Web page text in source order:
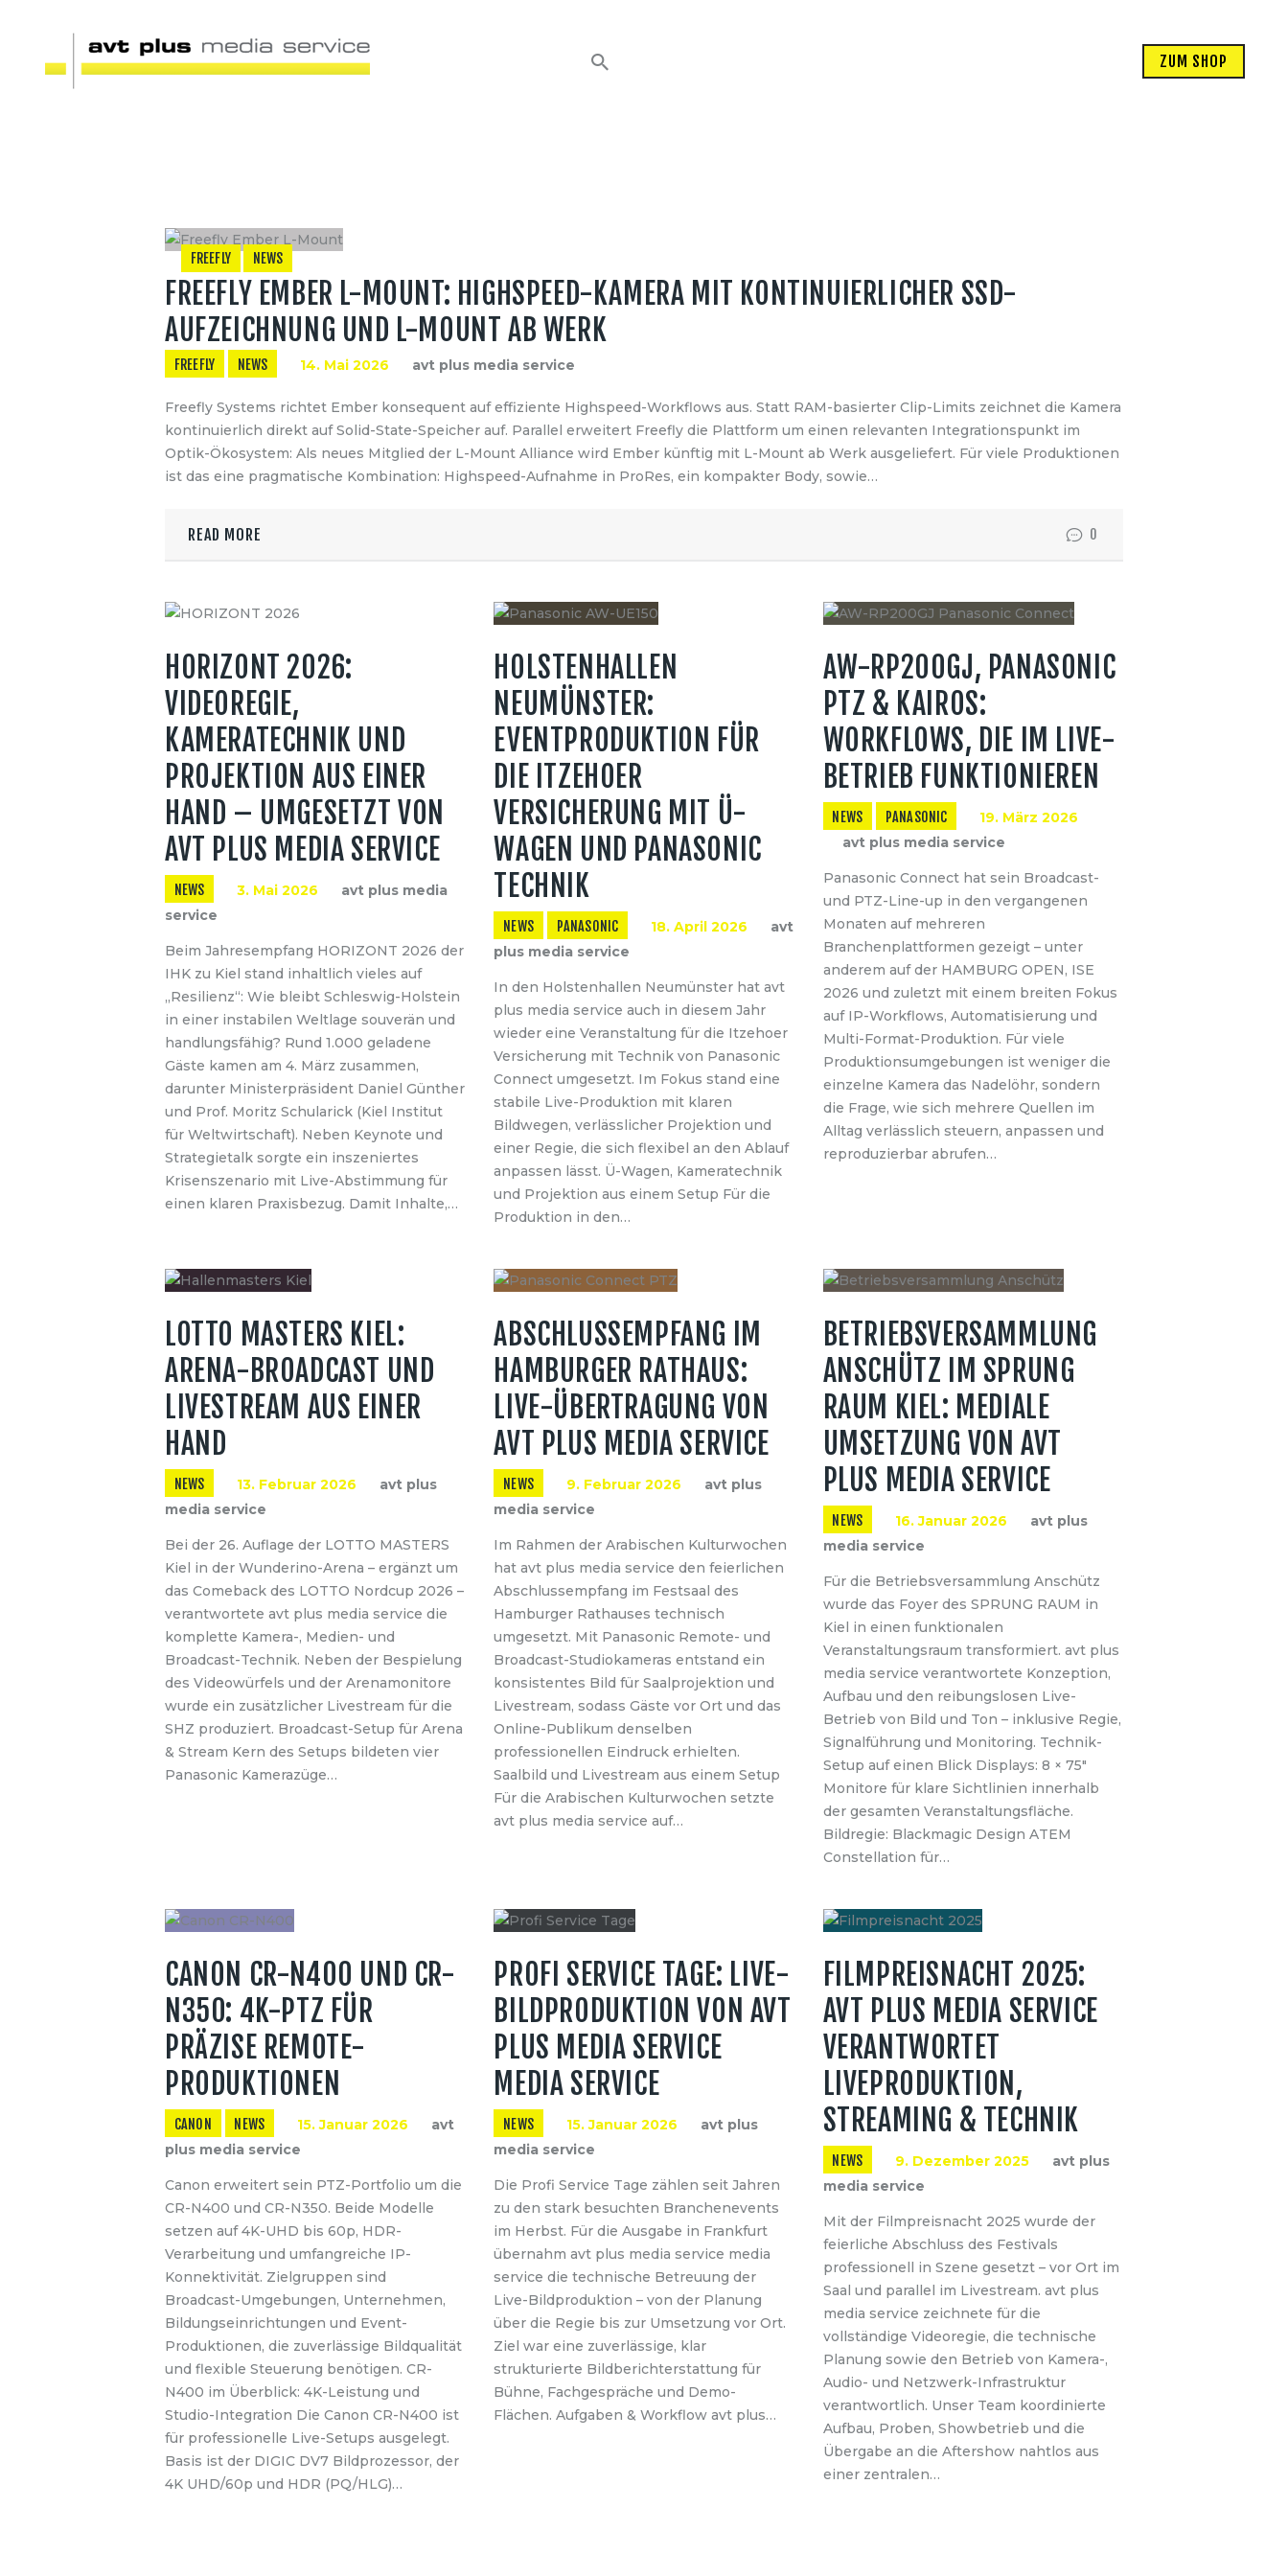
ZUM SHOP
FREEFLY NEWS
FREEFLY EMBER L-MOUNT: HIGHSPEED-KAMERA MIT KONTINUIERLICHER SSD-
AUFZEICHNUNG UND L-MOUNT AB WERK
FREEFLY NEWS 14. Mai 2026 avt plus media service
Freefly Systems richtet Ember konsequent auf effiziente Highspeed-Workflows aus. Statt RAM-basierter Clip-Limits zeichnet die Kamera
kontinuierlich direkt auf Solid-State-Speicher auf. Parallel erweitert Freefly die Plattform um einen relevanten Integrationspunkt im
Optik-Ökosystem: Als neues Mitglied der L-Mount Alliance wird Ember künftig mit L-Mount ab Werk ausgeliefert. Für viele Produktionen
ist das eine pragmatische Kombination: Highspeed-Aufnahme in ProRes, ein kompakter Body, sowie…
READ MORE 0
HORIZONT 2026:
VIDEOREGIE,
KAMERATECHNIK UND
PROJEKTION AUS EINER
HAND – UMGESETZT VON
AVT PLUS MEDIA SERVICE
NEWS 3. Mai 2026
avt plus media
service
Beim Jahresempfang HORIZONT 2026 der
IHK zu Kiel stand inhaltlich vieles auf
„Resilienz“: Wie bleibt Schleswig-Holstein
in einer instabilen Weltlage souverän und
handlungsfähig? Rund 1.000 geladene
Gäste kamen am 4. März zusammen,
darunter Ministerpräsident Daniel Günther
und Prof. Moritz Schularick (Kiel Institut
für Weltwirtschaft). Neben Keynote und
Strategietalk sorgte ein inszeniertes
Krisenszenario mit Live-Abstimmung für
einen klaren Praxisbezug. Damit Inhalte,…
HOLSTENHALLEN
NEUMÜNSTER:
EVENTPRODUKTION FÜR
DIE ITZEHOER
VERSICHERUNG MIT Ü-
WAGEN UND PANASONIC
TECHNIK
NEWS PANASONIC 18. April 2026
avt
plus media service
In den Holstenhallen Neumünster hat avt
plus media service auch in diesem Jahr
wieder eine Veranstaltung für die Itzehoer
Versicherung mit Technik von Panasonic
Connect umgesetzt. Im Fokus stand eine
stabile Live-Produktion mit klaren
Bildwegen, verlässlicher Projektion und
einer Regie, die sich flexibel an den Ablauf
anpassen lässt. Ü-Wagen, Kameratechnik
und Projektion aus einem Setup Für die
Produktion in den…
AW-RP200GJ, PANASONIC
PTZ & KAIROS:
WORKFLOWS, DIE IM LIVE-
BETRIEB FUNKTIONIEREN
NEWS PANASONIC
19. März 2026
avt plus media service
Panasonic Connect hat sein Broadcast-
und PTZ-Line-up in den vergangenen
Monaten auf mehreren
Branchenplattformen gezeigt – unter
anderem auf der HAMBURG OPEN, ISE
2026 und zuletzt mit einem breiten Fokus
auf IP-Workflows, Automatisierung und
Multi-Format-Produktion. Für viele
Produktionsumgebungen ist weniger die
einzelne Kamera das Nadelöhr, sondern
die Frage, wie sich mehrere Quellen im
Alltag verlässlich steuern, anpassen und
reproduzierbar abrufen…
LOTTO MASTERS KIEL:
ARENA-BROADCAST UND
LIVESTREAM AUS EINER
HAND
NEWS 13. Februar 2026
avt plus
media service
Bei der 26. Auflage der LOTTO MASTERS
Kiel in der Wunderino-Arena – ergänzt um
das Comeback des LOTTO Nordcup 2026 –
verantwortete avt plus media service die
komplette Kamera-, Medien- und
Broadcast-Technik. Neben der Bespielung
des Videowürfels und der Arenamonitore
wurde ein zusätzlicher Livestream für die
SHZ produziert. Broadcast-Setup für Arena
& Stream Kern des Setups bildeten vier
Panasonic Kamerazüge…
ABSCHLUSSEMPFANG IM
HAMBURGER RATHAUS:
LIVE-ÜBERTRAGUNG VON
AVT PLUS MEDIA SERVICE
NEWS 9. Februar 2026
avt plus
media service
Im Rahmen der Arabischen Kulturwochen
hat avt plus media service den feierlichen
Abschlussempfang im Festsaal des
Hamburger Rathauses technisch
umgesetzt. Mit Panasonic Remote- und
Broadcast-Studiokameras entstand ein
konsistentes Bild für Saalprojektion und
Livestream, sodass Gäste vor Ort und das
Online-Publikum denselben
professionellen Eindruck erhielten.
Saalbild und Livestream aus einem Setup
Für die Arabischen Kulturwochen setzte
avt plus media service auf…
BETRIEBSVERSAMMLUNG
ANSCHÜTZ IM SPRUNG
RAUM KIEL: MEDIALE
UMSETZUNG VON AVT
PLUS MEDIA SERVICE
NEWS 16. Januar 2026
avt plus
media service
Für die Betriebsversammlung Anschütz
wurde das Foyer des SPRUNG RAUM in
Kiel in einen funktionalen
Veranstaltungsraum transformiert. avt plus
media service verantwortete Konzeption,
Aufbau und den reibungslosen Live-
Betrieb von Bild und Ton – inklusive Regie,
Signalführung und Monitoring. Technik-
Setup auf einen Blick Displays: 8 × 75″
Monitore für klare Sichtlinien innerhalb
der gesamten Veranstaltungsfläche.
Bildregie: Blackmagic Design ATEM
Constellation für…
CANON CR-N400 UND CR-
N350: 4K-PTZ FÜR
PRÄZISE REMOTE-
PRODUKTIONEN
CANON NEWS 15. Januar 2026
avt
plus media service
Canon erweitert sein PTZ-Portfolio um die
CR-N400 und CR-N350. Beide Modelle
setzen auf 4K-UHD bis 60p, HDR-
Verarbeitung und umfangreiche IP-
Konnektivität. Zielgruppen sind
Broadcast-Umgebungen, Unternehmen,
Bildungseinrichtungen und Event-
Produktionen, die zuverlässige Bildqualität
und flexible Steuerung benötigen. CR-
N400 im Überblick: 4K-Leistung und
Studio-Integration Die Canon CR-N400 ist
für professionelle Live-Setups ausgelegt.
Basis ist der DIGIC DV7 Bildprozessor, der
4K UHD/60p und HDR (PQ/HLG)…
PROFI SERVICE TAGE: LIVE-
BILDPRODUKTION VON AVT
PLUS MEDIA SERVICE
MEDIA SERVICE
NEWS 15. Januar 2026
avt plus
media service
Die Profi Service Tage zählen seit Jahren
zu den stark besuchten Branchenevents
im Herbst. Für die Ausgabe in Frankfurt
übernahm avt plus media service media
service die technische Betreuung der
Live-Bildproduktion – von der Planung
über die Regie bis zur Umsetzung vor Ort.
Ziel war eine zuverlässige, klar
strukturierte Bildberichterstattung für
Bühne, Fach­gespräche und Demo-
Flächen. Aufgaben & Workflow avt plus…
FILMPREISNACHT 2025:
AVT PLUS MEDIA SERVICE
VERANTWORTET
LIVEPRODUKTION,
STREAMING & TECHNIK
NEWS 9. Dezember 2025
avt plus
media service
Mit der Filmpreisnacht 2025 wurde der
feierliche Abschluss des Festivals
professionell in Szene gesetzt – vor Ort im
Saal und parallel im Livestream. avt plus
media service zeichnete für die
vollständige Videoregie, die technische
Planung sowie den Betrieb von Kamera-,
Audio- und Netzwerk-Infrastruktur
verantwortlich. Unser Team koordinierte
Aufbau, Proben, Showbetrieb und die
Übergabe an die Aftershow nahtlos aus
einer zentralen…